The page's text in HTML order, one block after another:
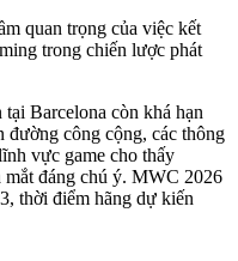
quan trọng của việc kết
trong chiến lược phát
Barcelona còn khá hạn
đường công cộng, các thông
vực game cho thấy
mắt đáng chú ý. MWC 2026
thời điểm hãng dự kiến